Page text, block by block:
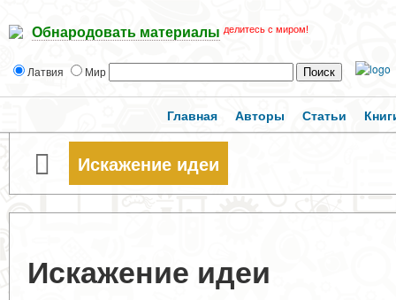
Обнародовать материалы делитесь с миром!
Латвия Мир
Главная Авторы Статьи
Искажение идеи
Искажение идеи